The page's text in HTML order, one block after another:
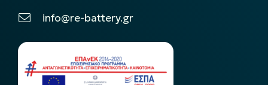
info@re-battery.gr